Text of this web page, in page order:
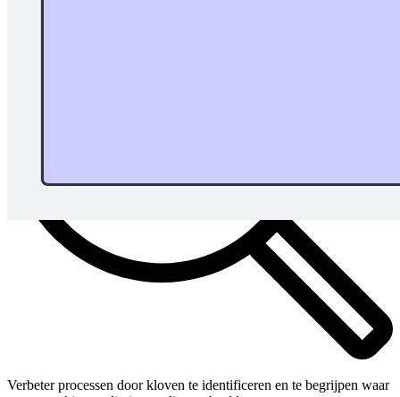
Verbeter processen door kloven te identificeren en te begrijpen waar